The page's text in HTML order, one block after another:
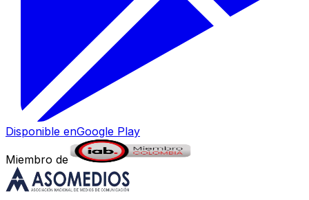
Disponible enGoogle Play
Miembro de